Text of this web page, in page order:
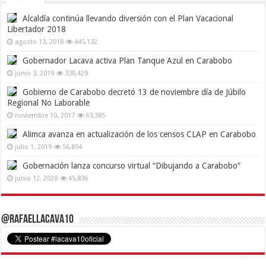
Alcaldía continúa llevando diversión con el Plan Vacacional
Libertador 2018
agosto 13, 2018 445,132
Gobernador Lacava activa Plan Tanque Azul en Carabobo
junio 3, 2019 330,429
Gobierno de Carabobo decretó 13 de noviembre día de Júbilo
Regional No Laborable
noviembre 10, 2017 63,385
Alimca avanza en actualización de los censos CLAP en Carabobo
julio 1, 2019 56,854
Gobernación lanza concurso virtual “Dibujando a Carabobo”
junio 12, 2020 45,836
@RafaelLacava10